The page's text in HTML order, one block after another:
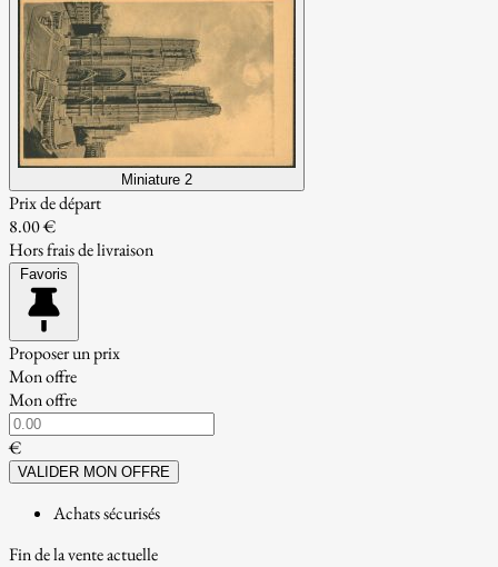
Miniature 2
Prix de départ
8.00 €
Hors frais de livraison
Favoris
Proposer un prix
Mon offre
Mon offre
€
VALIDER MON OFFRE
Achats sécurisés
Fin de la vente actuelle